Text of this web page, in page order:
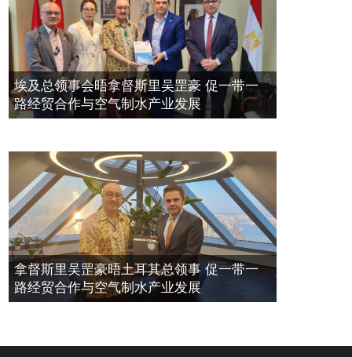
埃及总领事会晤拿督斯里吴罡豪 促一带一
路经贸合作与空气制水产业发展
拿督斯里吴罡豪晤土耳其总领事 促一带一
路经贸合作与空气制水产业发展